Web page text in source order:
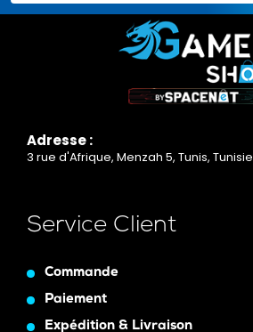
Adresse :
3 rue d'Afrique, Menzah 5, Tunis, Tunisie
Service Client
Commande
Paiement
Expédition & Livraison